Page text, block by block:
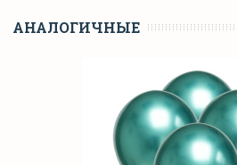
АНАЛОГИЧНЫЕ